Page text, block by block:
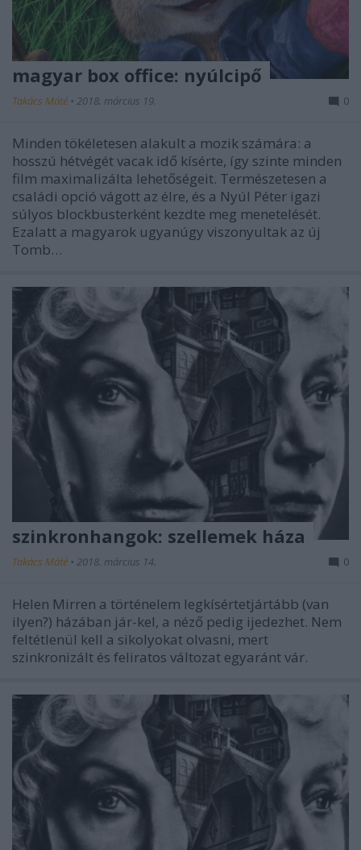
magyar box office: nyúlcipő
Takács Máté • 2018. március 19. 0
Minden tökéletesen alakult a mozik számára: a
hosszú hétvégét vacak idő kísérte, így szinte minden
film maximalizálta lehetőségeit. Természetesen a
családi opció vágott az élre, és a Nyúl Péter igazi
súlyos blockbusterként kezdte meg menetelését.
Ezalatt a magyarok ugyanúgy viszonyultak az új
Tomb…
szinkronhangok: szellemek háza
Takács Máté • 2018. március 14. 0
Helen Mirren a történelem legkísértetjártább (van
ilyen?) házában jár-kel, a néző pedig ijedezhet. Nem
feltétlenül kell a sikolyokat olvasni, mert
szinkronizált és feliratos változat egyaránt vár.